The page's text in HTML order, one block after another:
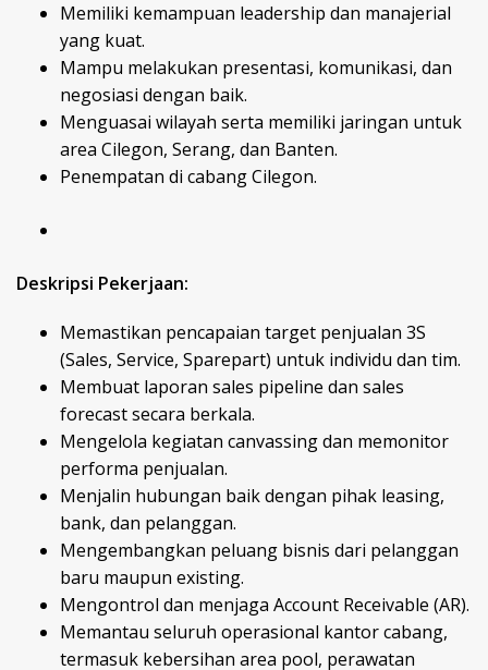
Memiliki kemampuan leadership dan manajerial
yang kuat.
Mampu melakukan presentasi, komunikasi, dan
negosiasi dengan baik.
Menguasai wilayah serta memiliki jaringan untuk
area Cilegon, Serang, dan Banten.
Penempatan di cabang Cilegon.
Deskripsi Pekerjaan:
Memastikan pencapaian target penjualan 3S
(Sales, Service, Sparepart) untuk individu dan tim.
Membuat laporan sales pipeline dan sales
forecast secara berkala.
Mengelola kegiatan canvassing dan memonitor
performa penjualan.
Menjalin hubungan baik dengan pihak leasing,
bank, dan pelanggan.
Mengembangkan peluang bisnis dari pelanggan
baru maupun existing.
Mengontrol dan menjaga Account Receivable (AR).
Memantau seluruh operasional kantor cabang,
termasuk kebersihan area pool, perawatan